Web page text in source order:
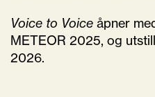
Voice to Voice åpner
METEOR 2025, og
2026.